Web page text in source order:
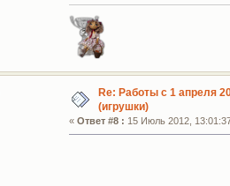
Re: Работы с 1 апреля
(игрушки)
«Ответ #8 : 15 Июль 2012,